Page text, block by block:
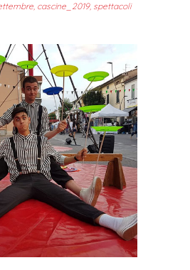
cascine_2019, spettacoli